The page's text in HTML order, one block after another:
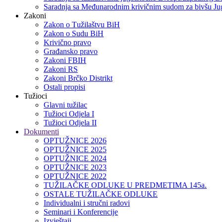
Saradnja sa Međunarodnim krivičnim sudom za bivšu
Zakoni
Zakon o Тužilaštvu BiH
Zakon o Sudu BiH
Krivično pravo
Građansko pravo
Zakoni FBIH
Zakoni RS
Zakoni Brčko Distrikt
Ostali propisi
Tužioci
Glavni tužilac
Tužioci Odjela I
Tužioci Odjela II
Dokumenti
OPTUŽNICE 2026
OPTUŽNICE 2025
OPTUŽNICE 2024
OPTUŽNICE 2023
OPTUŽNICE 2022
TUŽILAČKE ODLUKE U PREDMETIMA 145a.
OSTALE TUŽILAČKE ODLUKE
Individualni i stručni radovi
Seminari i Konferencije